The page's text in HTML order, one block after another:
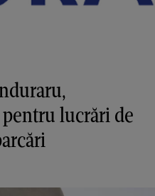
lucrări de